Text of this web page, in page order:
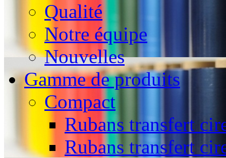
Qualité
Notre équipe
Nouvelles
Gamme de produits
Compact
Rubans transfert
Rubans transfert